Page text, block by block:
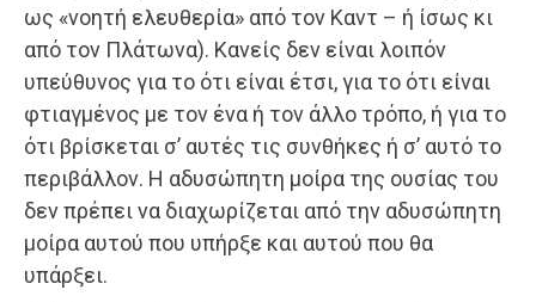
ως «νοητή ελευθερία» από τον Καντ – ή ίσως κι
από τον Πλάτωνα). Κανείς δεν είναι λοιπόν
υπεύθυνος για το ότι είναι έτσι, για το ότι είναι
φτιαγμένος με τον ένα ή τον άλλο τρόπο, ή για το
ότι βρίσκεται σ’ αυτές τις συνθήκες ή σ’ αυτό το
περιβάλλον. Η αδυσώπητη μοίρα της ουσίας του
δεν πρέπει να διαχωρίζεται από την αδυσώπητη
μοίρα αυτού που υπήρξε και αυτού που θα
υπάρξει.